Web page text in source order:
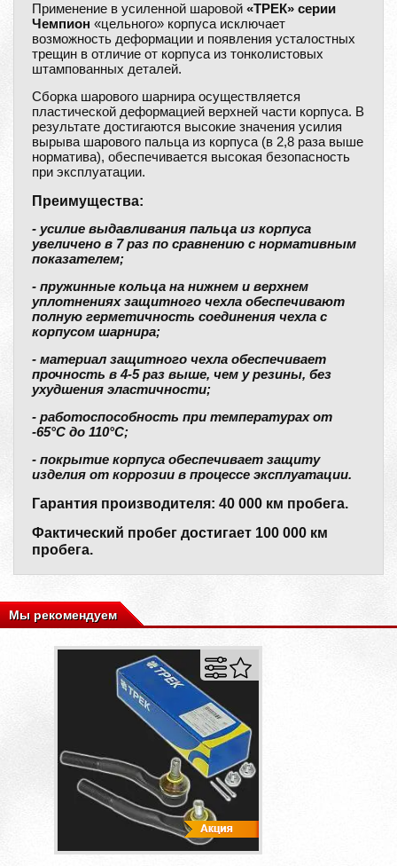
Применение в усиленной шаровой «ТРЕК» серии
Чемпион «цельного» корпуса исключает
возможность деформации и появления усталостных
трещин в отличие от корпуса из тонколистовых
штампованных деталей.
Сборка шарового шарнира осуществляется
пластической деформацией верхней части корпуса. В
результате достигаются высокие значения усилия
вырыва шарового пальца из корпуса (в 2,8 раза выше
норматива), обеспечивается высокая безопасность
при эксплуатации.
Преимущества:
- усилие выдавливания пальца из корпуса
увеличено в 7 раз по сравнению с нормативным
показателем;
- пружинные кольца на нижнем и верхнем
уплотнениях защитного чехла обеспечивают
полную герметичность соединения чехла с
корпусом шарнира;
- материал защитного чехла обеспечивает
прочность в 4-5 раз выше, чем у резины, без
ухудшения эластичности;
- работоспособность при температурах от
-65°С до 110°С;
- покрытие корпуса обеспечивает защиту
изделия от коррозии в процессе эксплуатации.
Гарантия производителя: 40 000 км пробега.
Фактический пробег достигает 100 000 км
пробега.
Мы рекомендуем